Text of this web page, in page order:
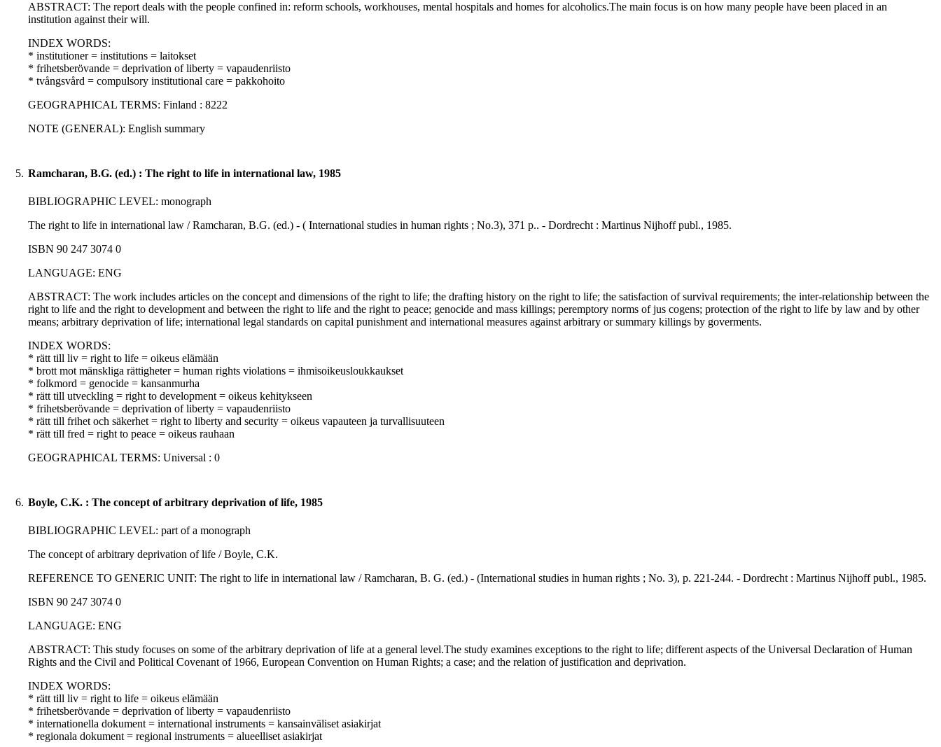
ABSTRACT: The report deals with the people confined in: reform schools, workhouses, mental hospitals and homes for alcoholics.The main focus is on how many people have been placed in an
institution against their will.
INDEX WORDS:
* institutioner = institutions = laitokset
* frihetsberövande = deprivation of liberty = vapaudenriisto
* tvångsvård = compulsory institutional care = pakkohoito
GEOGRAPHICAL TERMS: Finland : 8222
NOTE (GENERAL): English summary
5. Ramcharan, B.G. (ed.) : The right to life in international law, 1985
BIBLIOGRAPHIC LEVEL: monograph
The right to life in international law / Ramcharan, B.G. (ed.) - ( International studies in human rights ; No.3), 371 p.. - Dordrecht : Martinus Nijhoff publ., 1985.
ISBN 90 247 3074 0
LANGUAGE: ENG
ABSTRACT: The work includes articles on the concept and dimensions of the right to life; the drafting history on the right to life; the satisfaction of survival requirements; the inter-relationship between the
right to life and the right to development and between the right to life and the right to peace; genocide and mass killings; peremptory norms of jus cogens; protection of the right to life by law and by other
means; arbitrary deprivation of life; international legal standards on capital punishment and international measures against arbitrary or summary killings by goverments.
INDEX WORDS:
* rätt till liv = right to life = oikeus elämään
* brott mot mänskliga rättigheter = human rights violations = ihmisoikeusloukkaukset
* folkmord = genocide = kansanmurha
* rätt till utveckling = right to development = oikeus kehitykseen
* frihetsberövande = deprivation of liberty = vapaudenriisto
* rätt till frihet och säkerhet = right to liberty and security = oikeus vapauteen ja turvallisuuteen
* rätt till fred = right to peace = oikeus rauhaan
GEOGRAPHICAL TERMS: Universal : 0
6. Boyle, C.K. : The concept of arbitrary deprivation of life, 1985
BIBLIOGRAPHIC LEVEL: part of a monograph
The concept of arbitrary deprivation of life / Boyle, C.K.
REFERENCE TO GENERIC UNIT: The right to life in international law / Ramcharan, B. G. (ed.) - (International studies in human rights ; No. 3), p. 221-244. - Dordrecht : Martinus Nijhoff publ., 1985.
ISBN 90 247 3074 0
LANGUAGE: ENG
ABSTRACT: This study focuses on some of the arbitrary deprivation of life at a general level.The study examines exceptions to the right to life; different aspects of the Universal Declaration of Human
Rights and the Civil and Political Covenant of 1966, European Convention on Human Rights; a case; and the relation of justification and deprivation.
INDEX WORDS:
* rätt till liv = right to life = oikeus elämään
* frihetsberövande = deprivation of liberty = vapaudenriisto
* internationella dokument = international instruments = kansainväliset asiakirjat
* regionala dokument = regional instruments = alueelliset asiakirjat